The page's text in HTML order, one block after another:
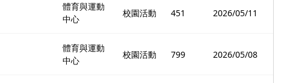
體育與運動
中心
校園活動 451 2026/05/11
體育與運動
中心
校園活動 799 2026/05/08